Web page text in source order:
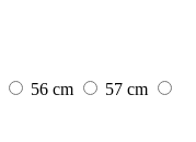
56 cm
57 cm